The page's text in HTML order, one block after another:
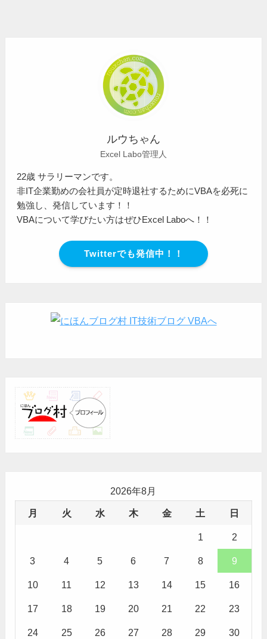
ルウちゃん
Excel Labo管理人
22歳 サラリーマンです。
非IT企業勤めの会社員が定時退社するためにVBAを必死に
勉強し、発信しています！！
VBAについて学びたい方はぜひExcel Laboへ！！
Twitterでも発信中！！
2026年8月
月 火 水 木 金 土 日
1 2
3 4 5 6 7 8 9
10 11 12 13 14 15 16
17 18 19 20 21 22 23
24 25 26 27 28 29 30